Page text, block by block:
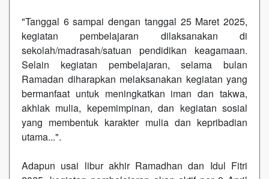
"Tanggal 6 sampai dengan tanggal 25 Maret 2025,
kegiatan pembelajaran dilaksanakan di
sekolah/madrasah/satuan pendidikan keagamaan.
Selain kegiatan pembelajaran, selama bulan
Ramadan diharapkan melaksanakan kegiatan yang
bermanfaat untuk meningkatkan iman dan takwa,
akhlak mulia, kepemimpinan, dan kegiatan sosial
yang membentuk karakter mulia dan kepribadian
utama...".
Adapun usai libur akhir Ramadhan dan Idul Fitri